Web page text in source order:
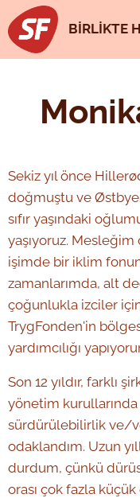
BİRLİKTE
Sekiz yıl önce
doğmuştu ve
sıfır yaşındaki
yaşıyoruz.
işimde bir iklim
zamanlarımda, alt
çoğunlukla izciler
TrygFonden'in
yardımcılığı
Son 12 yıldır, farklı
yönetim
sürdürülebilirlik ve/
odaklandım. Uzun
durdum, çünkü
orası çok fazla